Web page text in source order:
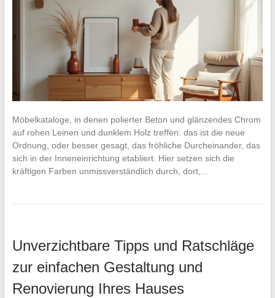
Möbelkataloge, in denen polierter Beton und glänzendes Chrom
auf rohen Leinen und dunklem Holz treffen: das ist die neue
Ordnung, oder besser gesagt, das fröhliche Durcheinander, das
sich in der Inneneinrichtung etabliert. Hier setzen sich die
kräftigen Farben unmissverständlich durch, dort,…
Unverzichtbare Tipps und Ratschläge
zur einfachen Gestaltung und
Renovierung Ihres Hauses